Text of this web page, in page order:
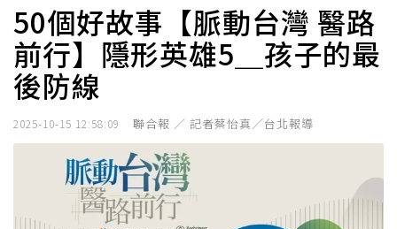
50個好故事【脈動台灣 醫路
前行】隱形英雄5＿孩子的最
後防線
2025-10-15 12:58:09 聯合報 ／ 記者蔡怡真／台北報導